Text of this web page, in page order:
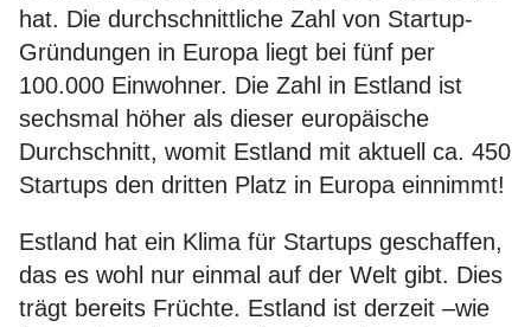
hat. Die durchschnittliche Zahl von Startup-
Gründungen in Europa liegt bei fünf per
100.000 Einwohner. Die Zahl in Estland ist
sechsmal höher als dieser europäische
Durchschnitt, womit Estland mit aktuell ca. 450
Startups den dritten Platz in Europa einnimmt!
Estland hat ein Klima für Startups geschaffen,
das es wohl nur einmal auf der Welt gibt. Dies
trägt bereits Früchte. Estland ist derzeit –wie